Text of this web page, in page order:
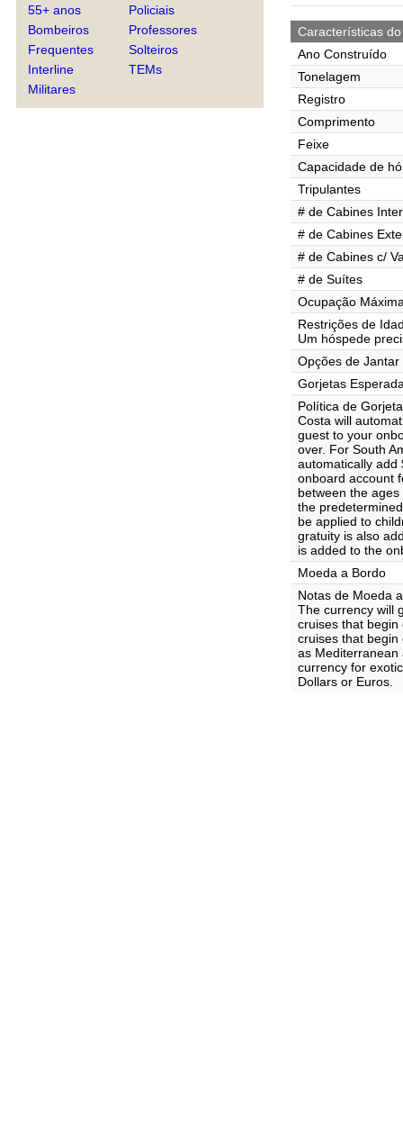
55+ anos
Bombeiros
Frequentes
Interline
Militares
Policiais
Professores
Solteiros
TEMs
Características
Ano Construído
Tonelagem
Registro
Comprimento
Feixe
Capacidade de
Tripulantes
# de Cabines
# de Cabines
# de Cabines c/
# de Suítes
Ocupação
Restrições de
Um hóspede
Opções de Jantar
Gorjetas
Política de
Costa will
guest to your
over. For South
automatically add
onboard account
between the
the
be applied to
gratuity is also
is added to the
Moeda a Bordo
Notas de Moeda
The currency will
cruises that
cruises that
as Mediterranean
currency for
Dollars or Euros.